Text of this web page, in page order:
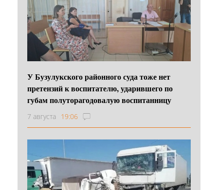
У Бузулукского районного суда тоже нет
претензий к воспитателю, ударившего по
губам полуторагодовалую воспитанницу
7 августа 19:06